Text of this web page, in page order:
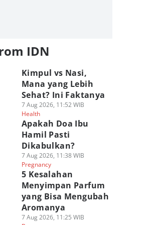
IDN
Kimpul vs Nasi,
Mana yang Lebih
Sehat? Ini Faktanya
7 Aug 2026, 11:52 WIB
Health
Apakah Doa Ibu
Hamil Pasti
Dikabulkan?
7 Aug 2026, 11:38 WIB
Pregnancy
5 Kesalahan
Menyimpan Parfum
yang Bisa Mengubah
Aromanya
7 Aug 2026, 11:25 WIB